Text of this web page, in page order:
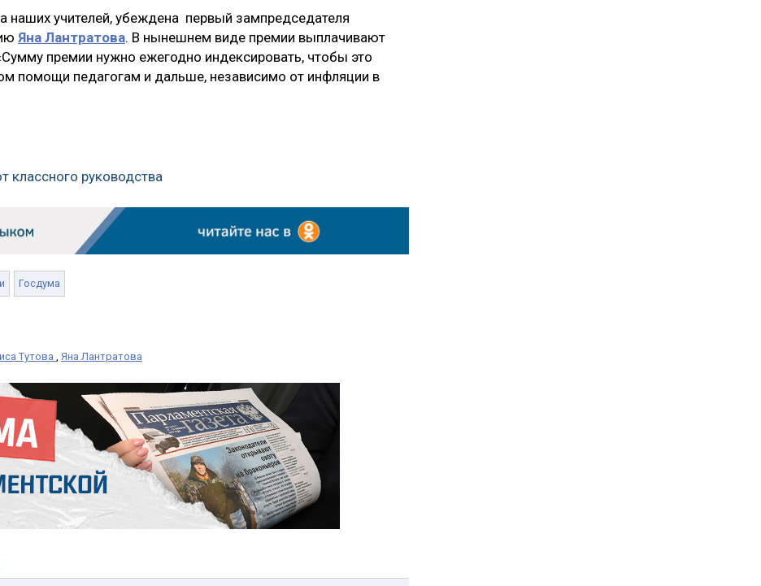
наших учителей, убеждена первый зампредседателя
Яна Лантратова. В нынешнем виде премии выплачивают
премии нужно ежегодно индексировать, чтобы это
помощи педагогам и дальше, независимо от инфляции в
классного руководства
Госдума
Тутова , Яна Лантратова